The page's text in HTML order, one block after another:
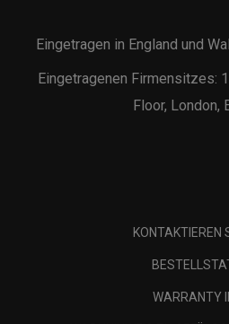
Eingetragen in England und
Eingetragenen Firmensitzes:
Floor, London,
KONTAKTIEREN
WARRANTY